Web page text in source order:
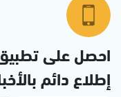
احصل على
إطلاع دائم